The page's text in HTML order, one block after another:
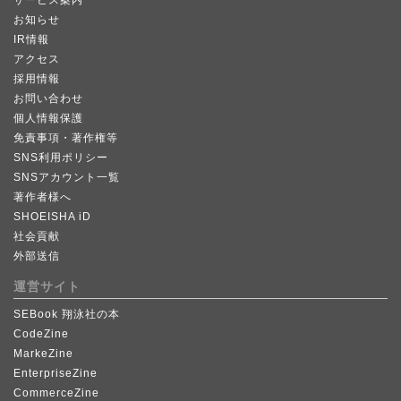
お知らせ
IR情報
アクセス
採用情報
お問い合わせ
個人情報保護
免責事項・著作権等
SNS利用ポリシー
SNSアカウント一覧
著作者様へ
SHOEISHA iD
社会貢献
外部送信
運営サイト
SEBook 翔泳社の本
CodeZine
MarkeZine
EnterpriseZine
CommerceZine